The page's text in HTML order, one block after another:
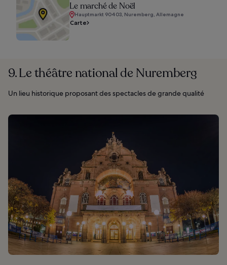
Le marché de Noël
Hauptmarkt 90403, Nuremberg, Allemagne
Carte
9. Le théâtre national de Nuremberg
Un lieu historique proposant des spectacles de grande qualité